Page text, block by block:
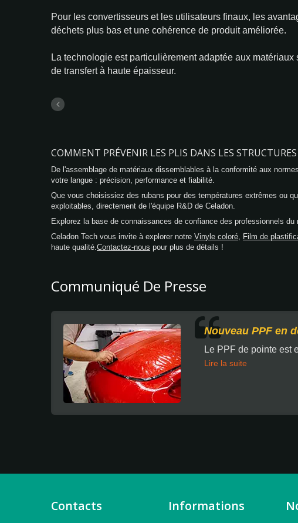
Pour les convertisseurs et les utilisateurs finaux, les
déchets plus bas et une cohérence de produit améliorée.
La technologie est particulièrement adaptée aux
de transfert à haute épaisseur.
COMMENT PRÉVENIR LES PLIS DANS LES
De l'assemblage de matériaux dissemblables à la conformité aux
votre langue : précision, performance et fiabilité.
Que vous choisissiez des rubans pour des températures extrêmes ou
exploitables, directement de l'équipe R&D de Celadon.
Explorez la base de connaissances de confiance des professionnels
Celadon Tech vous invite à explorer notre Vinyle coloré, Film de
haute qualité.Contactez-nous pour plus de détails !
Communiqué De Presse
Nouveau PPF en
Le PPF de pointe est
Lire la suite
Contacts Informations